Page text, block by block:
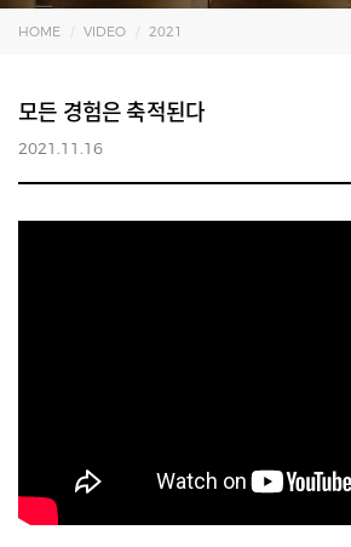
HOME VIDEO 2021
모든 경험은 축적된다
2021.11.16